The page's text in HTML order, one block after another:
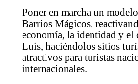
Poner en marcha un
Barrios Mágicos,
economía, la identidad y el
Luis, haciéndolos sitios
atractivos para turistas
internacionales.